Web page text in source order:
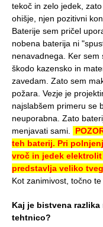
tekoč in zelo jedek,
ohišje, njen pozitivni
Baterije sem pričel
nobena baterija ni
nenavadnega. Ker
škodo kazensko in
zavedam. Zato sem
požara. Vezje je
najslabšem primeru se
neuporabna. Zato
menjavati sami.
teh baterij. Pri
vroč in jedek
predstavlja veliko
Kot zanimivost, točno
Kaj je bistvena
tehtnico?